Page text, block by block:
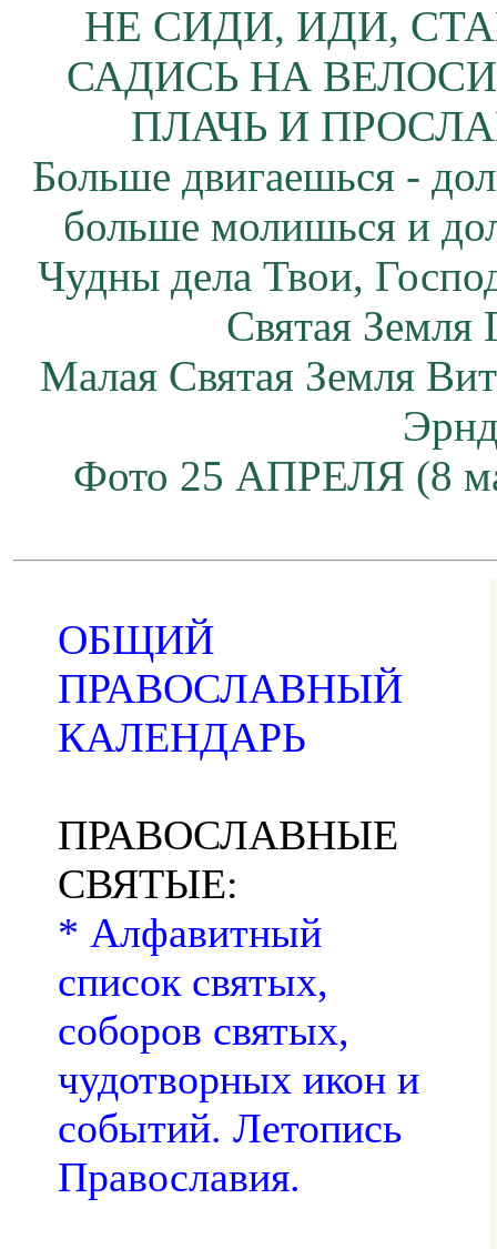
НЕ СИДИ, ИДИ,
САДИСЬ НА
ПЛАЧЬ И
Больше двигаешься -
больше молишься и
Чудны дела Твои,
Святая
Малая Святая Земля
Фото 25 АПРЕЛЯ (8
ОБЩИЙ
ПРАВОСЛАВНЫЙ
КАЛЕНДАРЬ
ПРАВОСЛАВНЫЕ
СВЯТЫЕ:
* Алфавитный
список святых,
соборов святых,
чудотворных икон и
событий. Летопись
Православия.